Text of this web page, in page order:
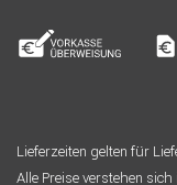
Lieferzeiten gelten für
Alle Preise verstehen